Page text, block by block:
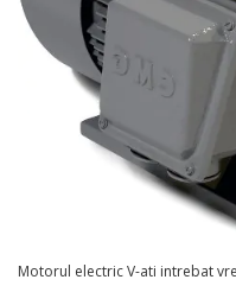
Motorul electric V-ati intrebat